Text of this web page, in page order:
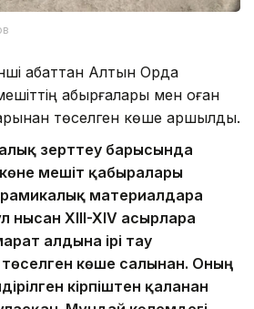
қабаттан Алтын Орда
қабырғалары мен оған
төселген көше аршылды.
зерттеу барысында
мешіт қабырғалары
материалдарға
нысан XIII-XIV ғасырларға
алдына ірі тау
көше салынған. Оның
кірпіштен қаланған